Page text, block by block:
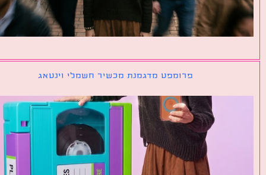
פרומפט מדגמנת מכשיר חשמלי וינטאג